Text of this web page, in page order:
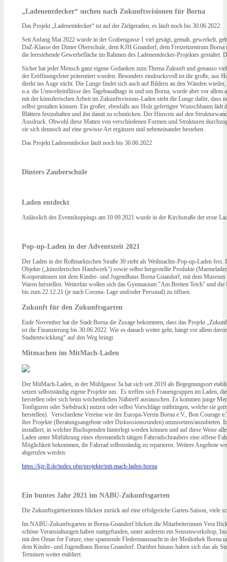
„Ladenentdecker“ suchen nach Zukunftsvisionen für Borna
Das Projekt „Ladenentdecker“ ist auf der Zielgeraden, es läuft noch bis 30.06.2022.
Seit Anfang Mai 2022 wurde in der Grabengasse 1 viel gesägt, gemalt, gewerkelt,
DaZ-Klasse der Dinter Oberschule, dem KJH Gnandorf, dem Freizeitzentrum
die leerstehende Gewerbefläche im Rahmen des Ladenentdecker-Projektes gestaltet.
Sicher hat jeder Mensch ganz eigene Gedanken zum Thema Zukunft und genauso
der Eröffnungsfeier präsentiert wurden. Besonders eindrucksvoll ist die große, aus
direkt ins Auge sticht. Die Lunge findet sich auch auf Bildern an den Wänden
u.a. die Umwelteinflüsse des Tagebaualltags in und um Borna, wurde aber vor
mit der künstlerischen Arbeit im Zukunftsvisions-Laden steht die Lunge dafür, dass
selbst gestalten können. Ein großer, ebenfalls aus Holz gefertigter Wunschbaum
Blättern festzuhalten und ihn damit zu schmücken. Der Hinweis auf den
Ausdruck. Obwohl diese Matten von verschiedenen Formen und Strukturen
sie sich dennoch auf eine gewisse Art ergänzen und nebeneinander bestehen.
Das Projekt Ladenentdecker läuft noch bis 30.06.2022
Dinters Zauberschule
Laden entdeckt
Anlässlich des Eventshoppings am 10.09.2021 wurde in der Kirchstraße der erste
Pop-up-Laden in der Adventszeit 2021
Der Laden in der Roßmarktschen Straße 30 steht als Weihnachts-Pop-up-Laden
Objekte („künstlerisches Handwerk“) sowie selbst hergestellte Produkte
Kooperationen mit dem Kinder- und Jugendhaus Borna Gnandorf, mit dem
Waren herstellen. Weiterhin wollen sich das Gymnasium "Am Breiten Teich" und
bis zum 22.12.21 (je nach Corona- Lage und/oder Personal) zu öffnen.
Zukunft für den Zukunftsgarten
Ende November hat die Stadt Borna die Zusage bekommen, dass das Projekt
ist die Finanzierung bis 30.06.2022. Wie es danach weiter geht, hängt vor allem
Stadtentwicklung“ auf den Weg bringt.
Mitmachen im MitMach-Laden
Der MitMach-Laden, in der Mühlgasse 3a hat sich seit 2019 als Begegnungsort
setzen selbstständig eigene Projekte um. Es treffen sich Frauengruppen im Laden,
herstellen oder sich beim wöchentlichen Nähtreff austauschen. Es kommen junge
Tonfiguren oder Siebdruck) nutzen oder selbst Vorschläge mitbringen, welche sie
herstellen). Verschiedene Vereine wie der Europa-Verein Borna e.V., Bon Courage
ihre Projekte (Beratungsangebote oder Diskussionsrunden) umzusetzen/
installiert, in welcher Buchspenden hinterlegt werden können und auf diese Weise
Laden unter Mitführung eines ehrenamtlich tätigen Fahrradschraubers eine offene
Möglichkeit bekommen, ihr Fahrrad selbstständig zu reparieren. Weitere Angebote
abgerufen werden:
https://kjr-ll.de/index.php/projekte/mit-mach-laden-borna
Ein buntes Jahr 2021 im NABU-Zukunftsgarten
Die Zukunftsgärtnerinnen blicken zurück auf eine erfolgreiche Garten-Saison, viele
Im NABU-Zukunftsgarten in Borna-Gnandorf blicken die Mitarbeiterinnen Vera
schöne Veranstaltungen haben stattgefunden, unter anderem ein
mit den Omas for Future, eine spannende Fledermausnacht in der Mediothek
dem Kinder- und Jugendhaus Borna Gnandorf. Darüber hinaus haben sich das als
Terminen weiter etabliert.